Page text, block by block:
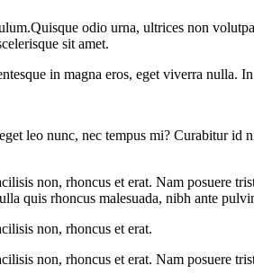
odio urna, ultrices non
sit amet.
in magna eros, eget viverra
leo nunc, nec tempus mi? Curabitur
non, rhoncus et erat. Nam posuere
quis rhoncus malesuada, nibh ante
non, rhoncus et erat.
non, rhoncus et erat. Nam posuere